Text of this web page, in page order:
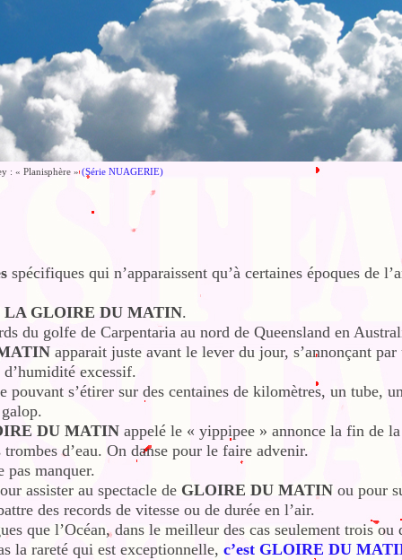
: « Planisphère »(Série NUAGERIE)
spécifiques qui n’apparaissent qu’à certaines époques de
LA GLOIRE DU MATIN.
du golfe de Carpentaria au nord de Queensland en
apparait juste avant le lever du jour, s’annonçant par
excessif.
pouvant s’étirer sur des centaines de kilomètres, un tube,
DU MATIN appelé le « yippipee » annonce la fin de
d’eau. On danse pour le faire advenir.
pas manquer.
assister au spectacle de GLOIRE DU MATIN ou pour
des records de vitesse ou de durée en l’air.
que l’Océan, dans le meilleur des cas seulement trois ou
la rareté qui est exceptionnelle, c’est GLOIRE DU